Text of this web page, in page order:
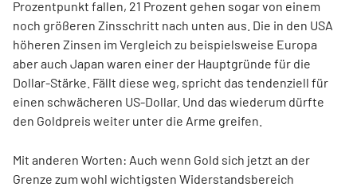
Prozentpunkt fallen, 21 Prozent gehen sogar von einem
noch größeren Zinsschritt nach unten aus. Die in den USA
höheren Zinsen im Vergleich zu beispielsweise Europa
aber auch Japan waren einer der Hauptgründe für die
Dollar-Stärke. Fällt diese weg, spricht das tendenziell für
einen schwächeren US-Dollar. Und das wiederum dürfte
den Goldpreis weiter unter die Arme greifen.
Mit anderen Worten: Auch wenn Gold sich jetzt an der
Grenze zum wohl wichtigsten Widerstandsbereich